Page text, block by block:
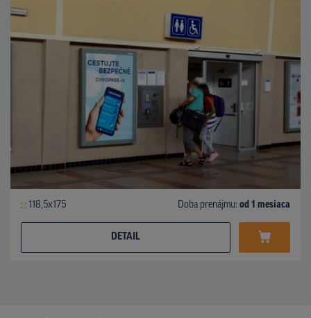
118,5x175 Doba prenájmu: od 1 mesiaca
DETAIL